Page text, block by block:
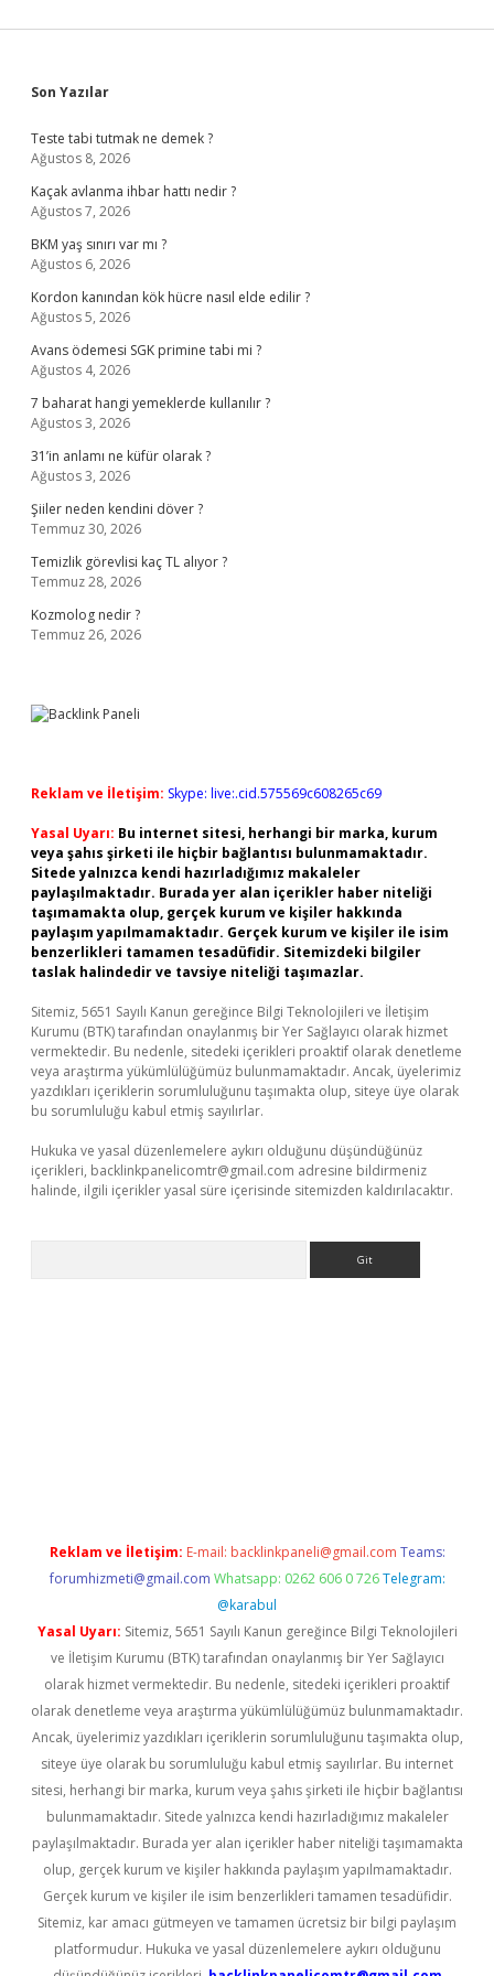
Sidebar
Son Yazılar
Teste tabi tutmak ne demek ?
Ağustos 8, 2026
Kaçak avlanma ihbar hattı nedir ?
Ağustos 7, 2026
BKM yaş sınırı var mı ?
Ağustos 6, 2026
Kordon kanından kök hücre nasıl elde edilir ?
Ağustos 5, 2026
Avans ödemesi SGK primine tabi mi ?
Ağustos 4, 2026
7 baharat hangi yemeklerde kullanılır ?
Ağustos 3, 2026
31’in anlamı ne küfür olarak ?
Ağustos 3, 2026
Şiiler neden kendini döver ?
Temmuz 30, 2026
Temizlik görevlisi kaç TL alıyor ?
Temmuz 28, 2026
Kozmolog nedir ?
Temmuz 26, 2026
Reklam ve İletişim: Skype: live:.cid.575569c608265c69
Yasal Uyarı: Bu internet sitesi, herhangi bir marka, kurum
veya şahıs şirketi ile hiçbir bağlantısı bulunmamaktadır.
Sitede yalnızca kendi hazırladığımız makaleler
paylaşılmaktadır. Burada yer alan içerikler haber niteliği
taşımamakta olup, gerçek kurum ve kişiler hakkında
paylaşım yapılmamaktadır. Gerçek kurum ve kişiler ile isim
benzerlikleri tamamen tesadüfidir. Sitemizdeki bilgiler
taslak halindedir ve tavsiye niteliği taşımazlar.
Sitemiz, 5651 Sayılı Kanun gereğince Bilgi Teknolojileri ve İletişim
Kurumu (BTK) tarafından onaylanmış bir Yer Sağlayıcı olarak hizmet
vermektedir. Bu nedenle, sitedeki içerikleri proaktif olarak denetleme
veya araştırma yükümlülüğümüz bulunmamaktadır. Ancak, üyelerimiz
yazdıkları içeriklerin sorumluluğunu taşımakta olup, siteye üye olarak
bu sorumluluğu kabul etmiş sayılırlar.
Hukuka ve yasal düzenlemelere aykırı olduğunu düşündüğünüz
içerikleri, backlinkpanelicomtr@gmail.com adresine bildirmeniz
halinde, ilgili içerikler yasal süre içerisinde sitemizden kaldırılacaktır.
Reklam ve İletişim: E-mail: backlinkpaneli@gmail.com Teams:
forumhizmeti@gmail.com Whatsapp: 0262 606 0 726 Telegram:
@karabul
Yasal Uyarı: Sitemiz, 5651 Sayılı Kanun gereğince Bilgi Teknolojileri
ve İletişim Kurumu (BTK) tarafından onaylanmış bir Yer Sağlayıcı
olarak hizmet vermektedir. Bu nedenle, sitedeki içerikleri proaktif
olarak denetleme veya araştırma yükümlülüğümüz bulunmamaktadır.
Ancak, üyelerimiz yazdıkları içeriklerin sorumluluğunu taşımakta olup,
siteye üye olarak bu sorumluluğu kabul etmiş sayılırlar. Bu internet
sitesi, herhangi bir marka, kurum veya şahıs şirketi ile hiçbir bağlantısı
bulunmamaktadır. Sitede yalnızca kendi hazırladığımız makaleler
paylaşılmaktadır. Burada yer alan içerikler haber niteliği taşımamakta
olup, gerçek kurum ve kişiler hakkında paylaşım yapılmamaktadır.
Gerçek kurum ve kişiler ile isim benzerlikleri tamamen tesadüfidir.
Sitemiz, kar amacı gütmeyen ve tamamen ücretsiz bir bilgi paylaşım
platformudur. Hukuka ve yasal düzenlemelere aykırı olduğunu